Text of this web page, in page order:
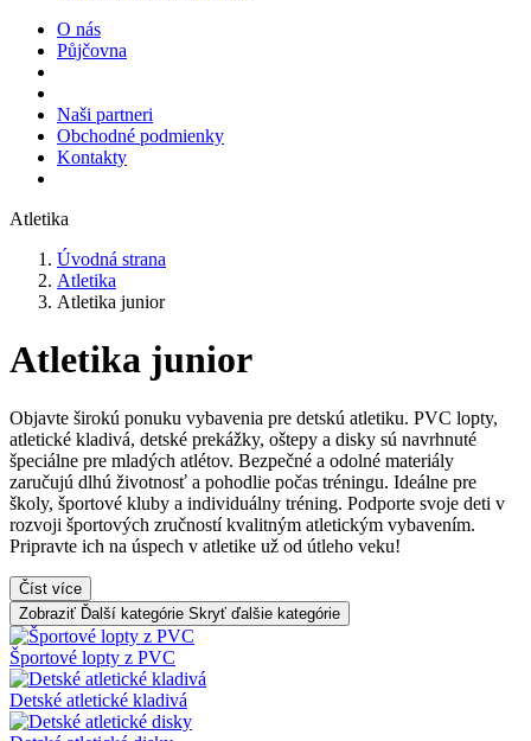
O nás
Půjčovna
Naši partneri
Obchodné podmienky
Kontakty
Atletika
Úvodná strana
Atletika
Atletika junior
Atletika junior
Objavte širokú ponuku vybavenia pre detskú atletiku. PVC lopty,
atletické kladivá, detské prekážky, oštepy a disky sú navrhnuté
špeciálne pre mladých atlétov. Bezpečné a odolné materiály
zaručujú dlhú životnosť a pohodlie počas tréningu. Ideálne pre
školy, športové kluby a individuálny tréning. Podporte svoje deti v
rozvoji športových zručností kvalitným atletickým vybavením.
Pripravte ich na úspech v atletike už od útleho veku!
Číst více
Zobraziť Ďalší kategórie Skryť ďalšie kategórie
Športové lopty z PVC
Detské atletické kladivá